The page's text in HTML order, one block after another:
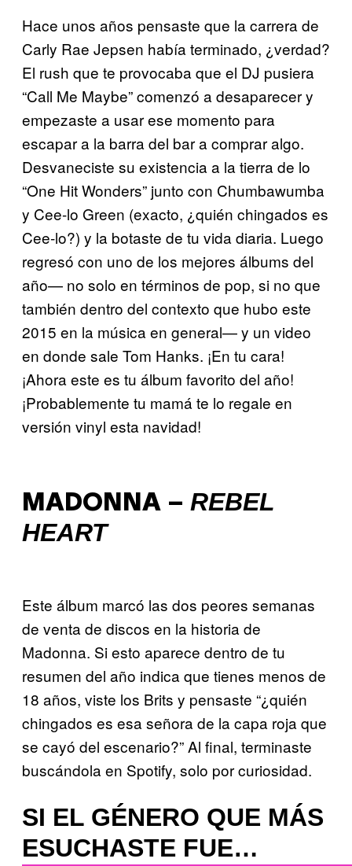
Hace unos años pensaste que la carrera de
Carly Rae Jepsen había terminado, ¿verdad?
El rush que te provocaba que el DJ pusiera
“Call Me Maybe” comenzó a desaparecer y
empezaste a usar ese momento para
escapar a la barra del bar a comprar algo.
Desvaneciste su existencia a la tierra de lo
“One Hit Wonders” junto con Chumbawumba
y Cee-lo Green (exacto, ¿quién chingados es
Cee-lo?) y la botaste de tu vida diaria. Luego
regresó con uno de los mejores álbums del
año— no solo en términos de pop, si no que
también dentro del contexto que hubo este
2015 en la música en general— y un video
en donde sale Tom Hanks. ¡En tu cara!
¡Ahora este es tu álbum favorito del año!
¡Probablemente tu mamá te lo regale en
versión vinyl esta navidad!
MADONNA – REBEL
HEART
Este álbum marcó las dos peores semanas
de venta de discos en la historia de
Madonna. Si esto aparece dentro de tu
resumen del año indica que tienes menos de
18 años, viste los Brits y pensaste “¿quién
chingados es esa señora de la capa roja que
se cayó del escenario?” Al final, terminaste
buscándola en Spotify, solo por curiosidad.
SI EL GÉNERO QUE MÁS
ESUCHASTE FUE…